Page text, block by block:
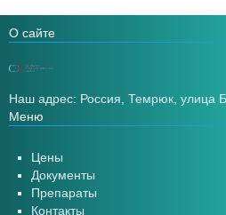
О сайте
Наш адрес: Россия, Темрюк, улица
Меню
Цены
Документы
Препараты
Контакты